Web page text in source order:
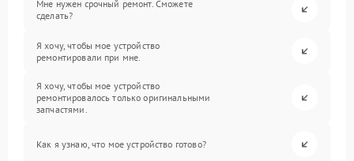
Мне нужен срочный ремонт. Сможете
сделать?
Я хочу, чтобы мое устройство
ремонтировали при мне.
Я хочу, чтобы мое устройство
ремонтировалось только оригинальными
запчастями.
Как я узнаю, что мое устройство готово?